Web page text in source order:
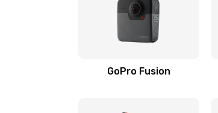
GoPro Fusion